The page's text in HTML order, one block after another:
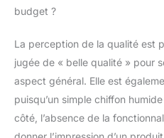
budget ?
La perception de la qualité est
jugée de « belle qualité » pour
aspect général. Elle est
puisqu’un simple chiffon
côté, l’absence de la